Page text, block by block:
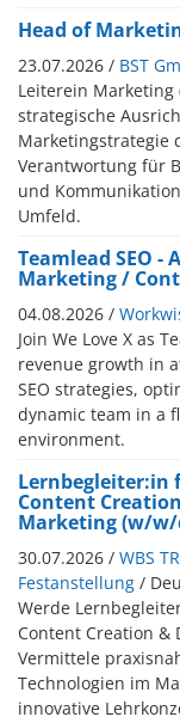
Head of
23.07.2026 / BST
Leiterein
strategische
Marketingstrategie
Verantwortung für
und
Umfeld.
Teamlead SEO -
Marketing /
04.08.2026 /
Join We Love X as
revenue growth in
SEO strategies,
dynamic team in a
environment.
Lernbegleiter:in
Content
Marketing (w/
30.07.2026 / WBS
Festanstellung /
Werde
Content Creation &
Vermittele
Technologien im
innovative